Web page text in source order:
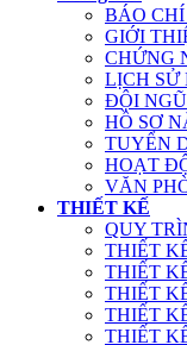
BÁO
GIỚI
CHỨNG
LỊCH SỬ
ĐỘI
HỒ SƠ
TUYỂN
HOẠT
VĂN
THIẾT KẾ
QUY
THIẾT
THIẾT
THIẾT
THIẾT
THIẾT